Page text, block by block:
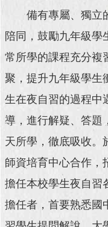
回
首
網
站
導
English
常
問
答
備有專屬、獨立的
陪同，鼓勵九年級學
常所學的課程充分複
聚，提升九年級學生
生在夜自習的過程中
導，進行解疑、答題
天所學，徹底吸收。
師資培育中心合作，
擔任本校學生夜自習
擔任者，首要熟悉國